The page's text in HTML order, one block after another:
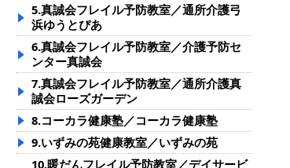
5.真誠会フレイル予防教室／通所介護弓
浜ゆうとぴあ
6.真誠会フレイル予防教室／介護予防セ
ンター真誠会
7.真誠会フレイル予防教室／通所介護真
誠会ローズガーデン
8.コーカラ健康塾／コーカラ健康塾
9.いずみの苑健康教室／いずみの苑
10.暖だんフレイル予防教室／デイサービ